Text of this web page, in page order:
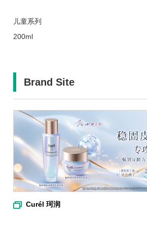
儿童系列
200ml
Brand Site
Curél 珂润